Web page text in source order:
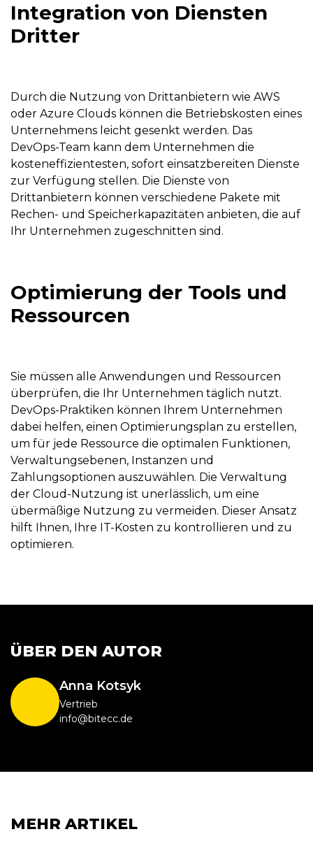
Integration von Diensten
Dritter
Durch die Nutzung von Drittanbietern wie AWS
oder Azure Clouds können die Betriebskosten eines
Unternehmens leicht gesenkt werden. Das
DevOps-Team kann dem Unternehmen die
kosteneffizientesten, sofort einsatzbereiten Dienste
zur Verfügung stellen. Die Dienste von
Drittanbietern können verschiedene Pakete mit
Rechen- und Speicherkapazitäten anbieten, die auf
Ihr Unternehmen zugeschnitten sind.
Optimierung der Tools und
Ressourcen
Sie müssen alle Anwendungen und Ressourcen
überprüfen, die Ihr Unternehmen täglich nutzt.
DevOps-Praktiken können Ihrem Unternehmen
dabei helfen, einen Optimierungsplan zu erstellen,
um für jede Ressource die optimalen Funktionen,
Verwaltungsebenen, Instanzen und
Zahlungsoptionen auszuwählen. Die Verwaltung
der Cloud-Nutzung ist unerlässlich, um eine
übermäßige Nutzung zu vermeiden. Dieser Ansatz
hilft Ihnen, Ihre IT-Kosten zu kontrollieren und zu
optimieren.
ÜBER DEN AUTOR
Anna Kotsyk
Vertrieb
info@bitecc.de
MEHR ARTIKEL